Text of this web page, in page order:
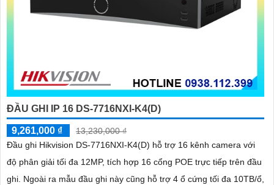
ĐẦU GHI IP 16 DS-7716NXI-K4(D)
9,261,000 ₫
13,230,000 ₫
Đầu ghi Hikvision DS-7716NXI-K4(D) hỗ trợ 16 kênh camera với
độ phân giải tối đa 12MP, tích hợp 16 cổng POE trực tiếp trên đầu
ghi. Ngoài ra mẫu đầu ghi này cũng hỗ trợ 4 ổ cứng tối đa 10TB/ổ,